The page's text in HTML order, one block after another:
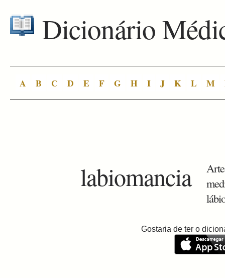
Dicionário
A B C D E F G H I J K L M
labiomancia
Gostaria de ter o